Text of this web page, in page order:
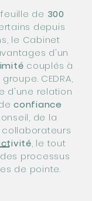
de 300
depuis
le Cabinet
d'un
couplés à
CEDRA,
d'une relation
confiance
de la
, le tout
processus
de pointe.